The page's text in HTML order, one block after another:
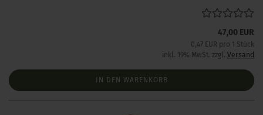
47,00 EUR
0,47 EUR pro 1 Stück
inkl. 19% MwSt. zzgl. Versand
IN DEN WARENKORB